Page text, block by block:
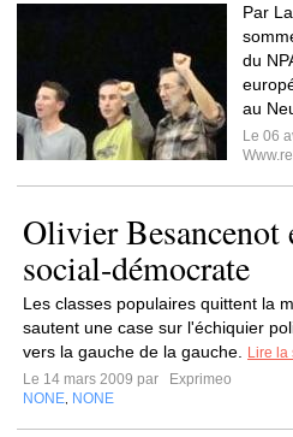
Par
du
au
Le 06
Olivier Besancenot
social-démocrate
Les classes populaires quittent la
sautent une case sur l'échiquier
vers la gauche de la gauche.
Lire la
Le 14 mars 2009 par
Exprimeo
NONE NONE